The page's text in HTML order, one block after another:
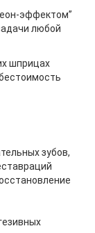
эффектом”
любой
шприцах
зубов,